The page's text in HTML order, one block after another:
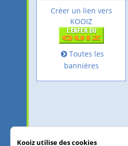
Créer un lien vers
KOOIZ
Toutes les
bannières
Kooiz utilise des cookies